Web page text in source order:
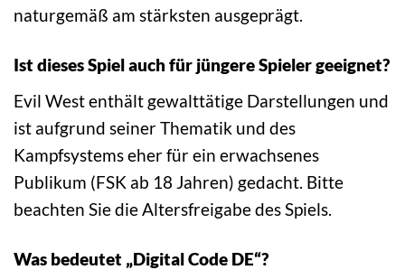
naturgemäß am stärksten ausgeprägt.
Ist dieses Spiel auch für jüngere Spieler geeignet?
Evil West enthält gewalttätige Darstellungen und
ist aufgrund seiner Thematik und des
Kampfsystems eher für ein erwachsenes
Publikum (FSK ab 18 Jahren) gedacht. Bitte
beachten Sie die Altersfreigabe des Spiels.
Was bedeutet „Digital Code DE“?